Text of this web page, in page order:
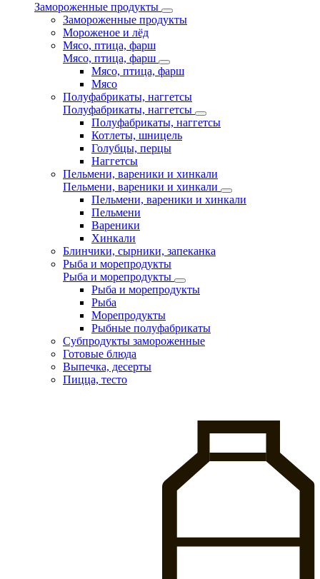
Замороженные продукты
Замороженные продукты
Мороженое и лёд
Мясо, птица, фарш
Мясо, птица, фарш
Мясо, птица, фарш
Мясо
Полуфабрикаты, наггетсы
Полуфабрикаты, наггетсы
Полуфабрикаты, наггетсы
Котлеты, шницель
Голубцы, перцы
Наггетсы
Пельмени, вареники и хинкали
Пельмени, вареники и хинкали
Пельмени, вареники и хинкали
Пельмени
Вареники
Хинкали
Блинчики, сырники, запеканка
Рыба и морепродукты
Рыба и морепродукты
Рыба и морепродукты
Рыба
Морепродукты
Рыбные полуфабрикаты
Субпродукты замороженные
Готовые блюда
Выпечка, десерты
Пицца, тесто